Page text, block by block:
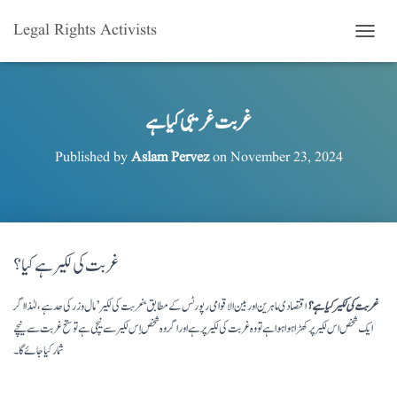
Legal Rights Activists
O
غربت غریبی کیا ہے
Published byAslam PervezonNovember 23, 2024
غربت کی لکیر ہے کیا؟
غربت کی لکیر کیا ہے؟اقتصادی ماہرین اور بین الاقوامی رپورٹس کے مطابق ‘غربتکی لکیر’ مال و زر کی حدہے، لہٰذا اگر
ایک شخص اس لکیر پر کھڑا ہوا ہوا ہے تو وہ غربت کی لکیر پر ہےاور اگر وہ شخص اِس لکیر سے نیچی ہے تو ستح غربت سے نیچے
شمار کیا جائے گا۔